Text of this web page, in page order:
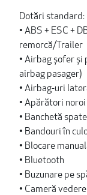
Dotări standard:
• ABS + ESC +
remorcă/Trailer
• Airbag șofer
airbag pasager)
• Airbag-uri
• Apărători noroi
• Banchetă
• Bandouri în
• Blocare
• Bluetooth
• Buzunare pe
• Cameră